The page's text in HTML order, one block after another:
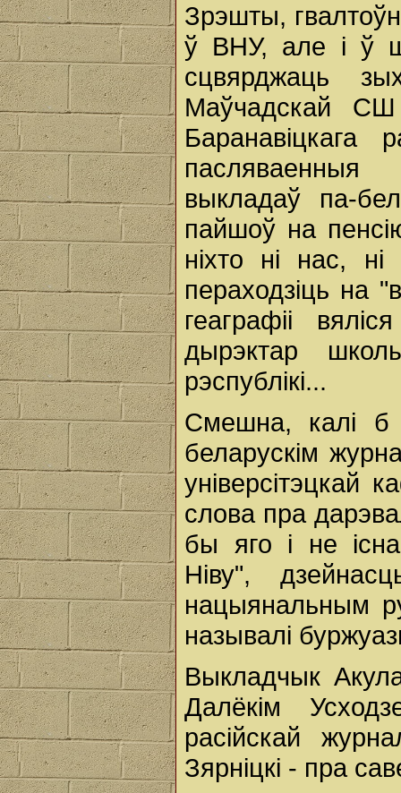
Зрэшты,
ў ВНУ, але і ў
сцвярджаць
Маўчадскай СШ
выкладаў па-
пайшоў на
ніхто ні нас,
пераходзіць на
геаграфіі
дырэктар
рэспублікі...
Смешна, калі
беларускім
універсітэцкай
слова пра
бы яго і не
Ніву",
нацыянальным
называлі
Выкладчык
Далёкім
расійскай
Зярніцкі - пра